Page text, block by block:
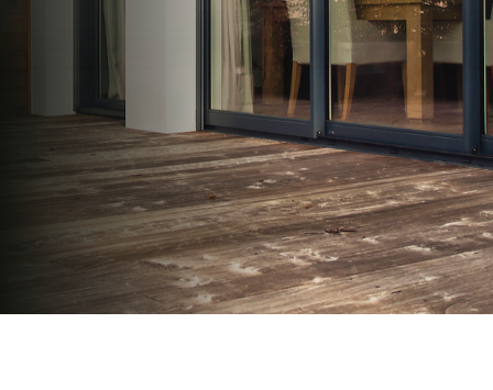
technique chantier et service réactif avec
07 83 35 69 17
MON DEVIS MOTEUR
Voir tous nos produits